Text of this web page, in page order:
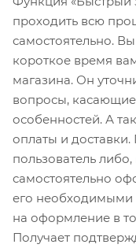
проходить всю
самостоятельно.
короткое время
магазина. Он
вопросы,
особенностей. А
оплаты и доставки.
пользователь
самостоятельно
его необходимыми
на оформление в
Получает